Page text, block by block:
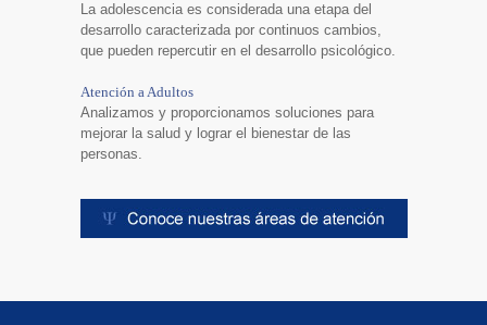
La adolescencia es considerada una etapa del
desarrollo caracterizada por continuos cambios,
que pueden repercutir en el desarrollo psicológico.
Atención a Adultos
Analizamos y proporcionamos soluciones para
mejorar la salud y lograr el bienestar de las
personas.